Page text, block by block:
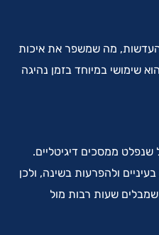
העדשות, מה שמשפר את איכות
שימושי במיוחד בזמן נהיגה
שנפלט ממסכים דיגיטליים.
ולהפרעות בשינה, ולכן
שמבלים שעות רבות מול